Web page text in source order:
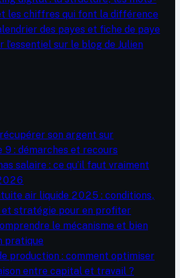
les chiffres qui font la différence
des payes et fiche de paye
l’essentiel sur le blog de Julien
son argent sur
9 : démarches et recours
salaire : ce qu’il faut vraiment
air liquide 2025 : conditions,
stratégie pour en profiter
le mécanisme et bien
pratique
production : comment optimiser
entre capital et travail ?